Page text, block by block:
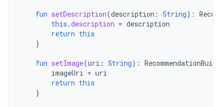
fun setDescription(description : String):
this .description = description
return this
}
fun setImage(uri : String):
imageUri = uri
return this
}